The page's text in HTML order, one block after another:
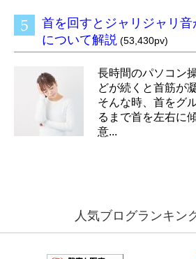
首を回すとジャリジャリ
について解説 (53,430pv)
長時間のパソコン
どが続くと首筋が
そんな時、首をグ
るまで首を左右に
意...
人気ブログランキン